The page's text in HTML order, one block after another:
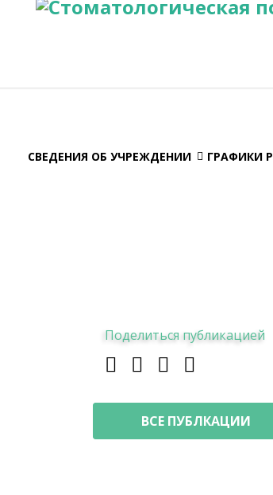
СВЕДЕНИЯ ОБ УЧРЕЖДЕНИИ ГРАФИКИ
Поделиться публикацией
ВСЕ ПУБЛКАЦИИ